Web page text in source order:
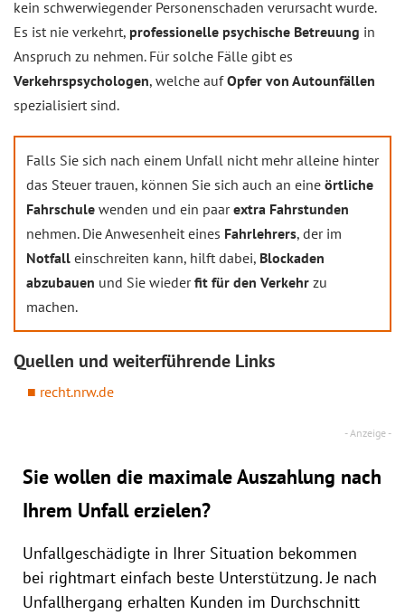
kein schwerwiegender Personenschaden verursacht wurde.
Es ist nie verkehrt, professionelle psychische Betreuung in
Anspruch zu nehmen. Für solche Fälle gibt es
Verkehrspsychologen, welche aufOpfer von Autounfällen
spezialisiert sind.
Falls Sie sich nach einem Unfall nicht mehr alleine hinter
das Steuer trauen, können Sie sich auch an eine örtliche
Fahrschule wenden und ein paarextra Fahrstunden
nehmen. Die Anwesenheit eines Fahrlehrers, der im
Notfall einschreiten kann, hilft dabei, Blockaden
abzubauen und Sie wiederfit für den Verkehr zu
machen.
Quellen und weiterführende Links
recht.nrw.de
Sie wollen die maximale Auszahlung nach
Ihrem Unfall erzielen?
Unfallgeschädigte in Ihrer Situation bekommen
bei rightmart einfach beste Unterstützung. Je nach
Unfallhergang erhalten Kunden im Durchschnitt